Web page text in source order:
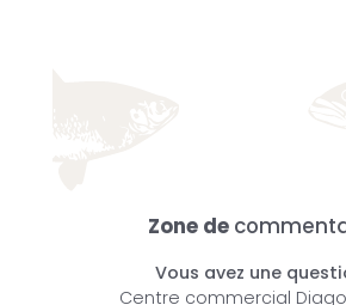
Zone de
Vous avez une
Centre commercial